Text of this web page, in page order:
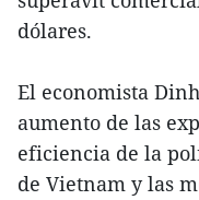
dólares.
El economista
aumento de las
eficiencia de la
de Vietnam y las